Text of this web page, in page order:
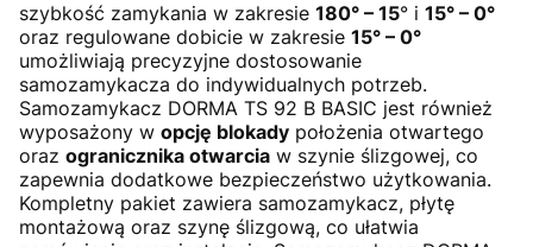
szybkość zamykania w zakresie 180° – 15° i 15° – 0°
oraz regulowane dobicie w zakresie 15° – 0°
umożliwiają precyzyjne dostosowanie
samozamykacza do indywidualnych potrzeb.
Samozamykacz DORMA TS 92 B BASIC jest również
wyposażony w opcję blokady położenia otwartego
oraz ogranicznika otwarcia w szynie ślizgowej, co
zapewnia dodatkowe bezpieczeństwo użytkowania.
Kompletny pakiet zawiera samozamykacz, płytę
montażową oraz szynę ślizgową, co ułatwia